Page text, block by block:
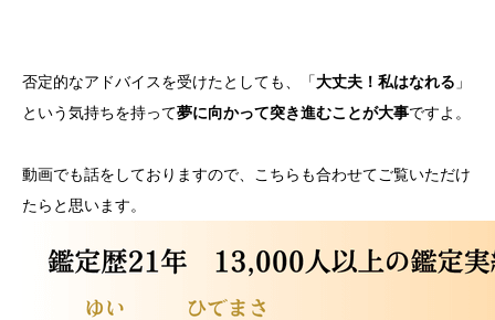
否定的なアドバイスを受けたとしても、「大丈夫！私はなれる 」
という気持ちを持って夢に向かって突き進むことが大事ですよ。
動画でも話をしておりますので、こちらも合わせてご覧いただけ
たらと思います。